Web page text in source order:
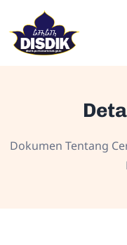
Dokumen Tentang